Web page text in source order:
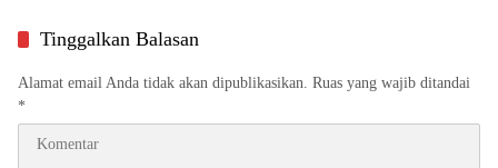
Tinggalkan Balasan
Alamat email Anda tidak akan dipublikasikan. Ruas yang wajib ditandai
*